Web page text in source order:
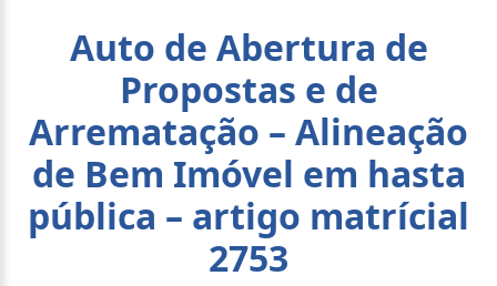
Auto de Abertura de
Propostas e de
Arrematação – Alineação
de Bem Imóvel em hasta
pública – artigo matrícial
2753